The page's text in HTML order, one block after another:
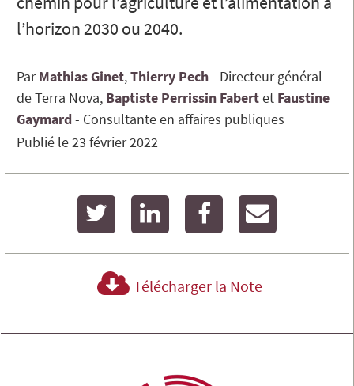
l’horizon 2030 ou 2040.
Par Mathias Ginet Thierry Pech
Directeur général
de Terra Nova Baptiste Perrissin Fabert
Faustine
Gaymard
Consultante en affaires publiques
Publié le23 février 2022
twitter linkedin facebook
Télécharger la Note